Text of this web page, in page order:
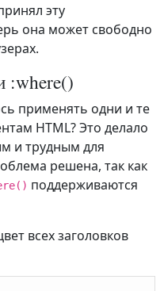
эту
она может свободно
:where()
применять одни и те
HTML? Это делало
и трудным для
решена, так как
поддерживаются
всех заголовков